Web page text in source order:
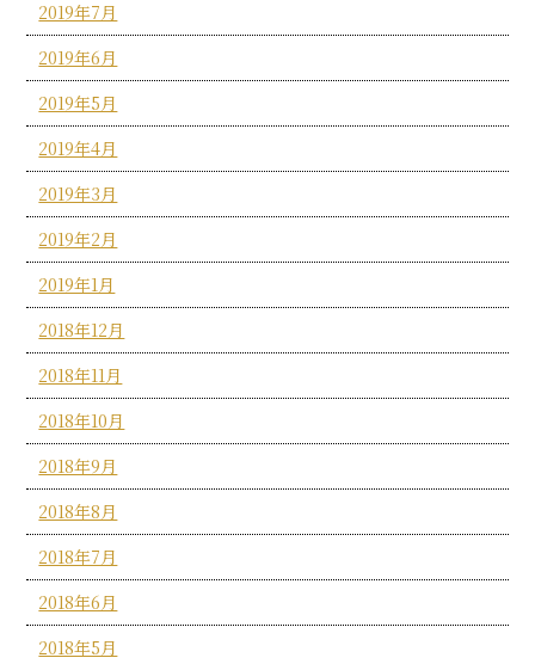
2019年7月
2019年6月
2019年5月
2019年4月
2019年3月
2019年2月
2019年1月
2018年12月
2018年11月
2018年10月
2018年9月
2018年8月
2018年7月
2018年6月
2018年5月